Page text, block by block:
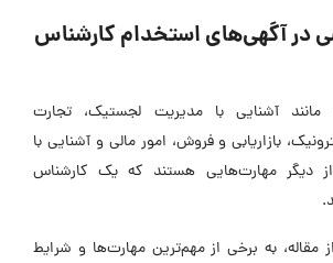
در آگهی‌های استخدام کارشناس
آشنایی با مدیریت لجستیک، تجارت
بازاریابی و فروش، امور مالی و آشنایی با
از دیگر مهارت‌هایی هستند که یک کارشناس
مقاله، به برخی از مهم‌ترین مهارت‌ها و شرایط